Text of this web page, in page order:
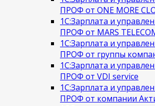
ПРОФ от ONE MORE
1С:Зарплата и
ПРОФ от MARS
1С:Зарплата и
ПРОФ от группы
1С:Зарплата и
ПРОФ от VDI service
1С:Зарплата и
ПРОФ от компании